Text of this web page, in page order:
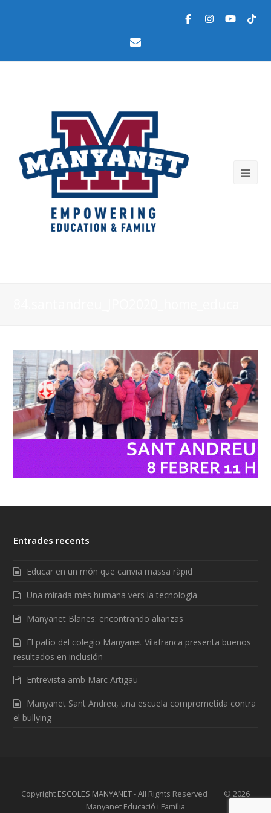
Entrades recents
Educar en un món que canvia massa ràpid
Una mirada més humana vers la tecnologia
Manyanet Blanes: encontrando alianzas
El patio del colegio Manyanet Vilafranca presenta buenos
resultados en inclusión
Entrevista amb Marc Artigau
Manyanet Sant Andreu, una escuela comprometida contra
el bullying
Copyright ESCOLES MANYANET- All Rights Reserved © 2026
Manyanet Educació i Família